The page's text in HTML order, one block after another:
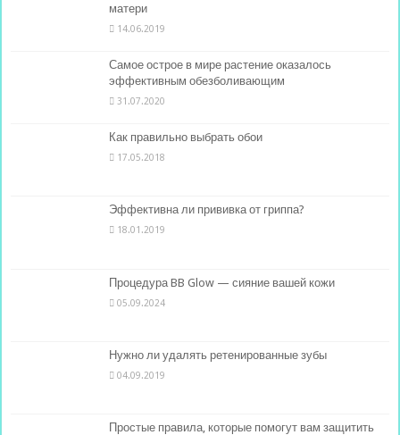
матери
14.06.2019
Самое острое в мире растение оказалось
эффективным обезболивающим
31.07.2020
Как правильно выбрать обои
17.05.2018
Эффективна ли прививка от гриппа?
18.01.2019
Процедура BB Glow — сияние вашей кожи
05.09.2024
Нужно ли удалять ретенированные зубы
04.09.2019
Простые правила, которые помогут вам защитить